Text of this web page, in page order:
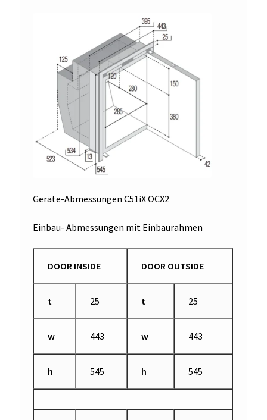
Geräte-Abmessungen C51iX OCX2
Einbau- Abmessungen mit Einbaurahmen
DOOR INSIDE DOOR OUTSIDE
t 25 t 25
w 443 w 443
h 545 h 545